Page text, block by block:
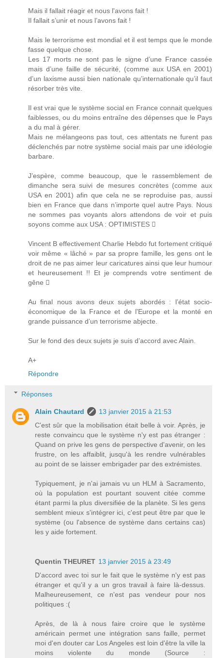
Mais il fallait réagir et nous l'avons fait !
Il fallait s’unir et nous l’avons fait !
Mais le terrorisme est mondial et il est temps que le monde
fasse quelque chose.
Les 17 morts ne sont pas le signe d’une France cassée
mais d’une faille de sécurité, (comme aux USA en 2001)
d’un laxisme aussi bien nationale qu’internationale qu’il faut
résorber très vite.
Il est vrai que le système social en France connait quelques
faiblesses, ou du moins entraîne des dépenses que le Pays
a du mal à gérer.
Mais ne mélangeons pas tout, ces attentats ne furent pas
déclenchés par notre système social mais par une idéologie
barbare.
J’espère, comme beaucoup, que le rassemblement de
dimanche sera suivi de mesures concrètes (comme aux
USA en 2001) afin que cela ne se reproduise pas, aussi
bien en France que dans n’importe quel autre Pays. Nous
ne sommes pas voyants alors attendons de voir et puis
soyons comme aux USA : OPTIMISTES 
Vincent B effectivement Charlie Hebdo fut fortement critiqué
voir même « lâché » par sa propre famille, les gens ont le
droit de ne pas aimer leur caricatures ainsi que leur humour
et heureusement !! Et je comprends votre sentiment de
gêne 
Au final nous avons deux sujets abordés : l’état socio-
économique de la France et de l’Europe et la monté en
grande puissance d’un terrorisme abjecte.
Sur le fond des deux sujets je suis d’accord avec Alain.
A+
Répondre
Réponses
Alain Chautard
13 janvier 2015 à 21:53
C'est sûr que la mobilisation était belle à voir. Après, je
reste convaincu que le système n'y est pas étranger :
Quand on prive les gens de perspective d'avenir, on les
frustre, on les affaiblit, jusqu'à les rendre vulnérables
au point de se laisser embrigader par des extrémistes.
Typiquement, je n'ai jamais vu un HLM à Sacramento,
où la population est pourtant souvent citée comme
étant parmi la plus diversifiée de la planète. Si les gens
semblent mieux s'intégrer ici, c'est peut être par que le
système (ou l'absence de système dans certains cas)
les y aide fortement.
Quentin THEURET 13 janvier 2015 à 23:49
D'accord avec toi sur le fait que le système n'y est pas
étranger et qu'il y a un gros travail à faire là-dessus.
Malheureusement, ce n'est pas vendeur pour nos
politiques :(
Après, de là à nous faire croire que le système
américain permet une intégration sans faille, permet
moi d'en douter car Los Angeles est loin d'être la ville la
moins violente du monde (Source :